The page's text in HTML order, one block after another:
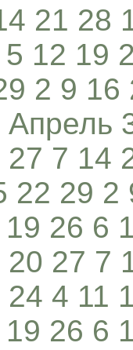
21 28
12 19
2 9
7 14
22 29 2
19 26 6
27 7
24 4 11
26 6